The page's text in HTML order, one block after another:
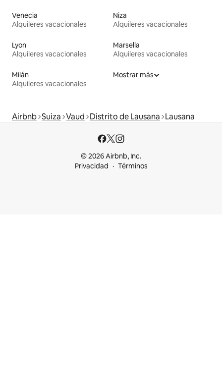
Venecia
Alquileres vacacionales
Niza
Alquileres vacacionales
Lyon
Alquileres vacacionales
Marsella
Alquileres vacacionales
Milán
Alquileres vacacionales
Mostrar más
Airbnb Suiza Vaud Distrito de Lausana Lausana
© 2026 Airbnb, Inc.
Privacidad
Términos